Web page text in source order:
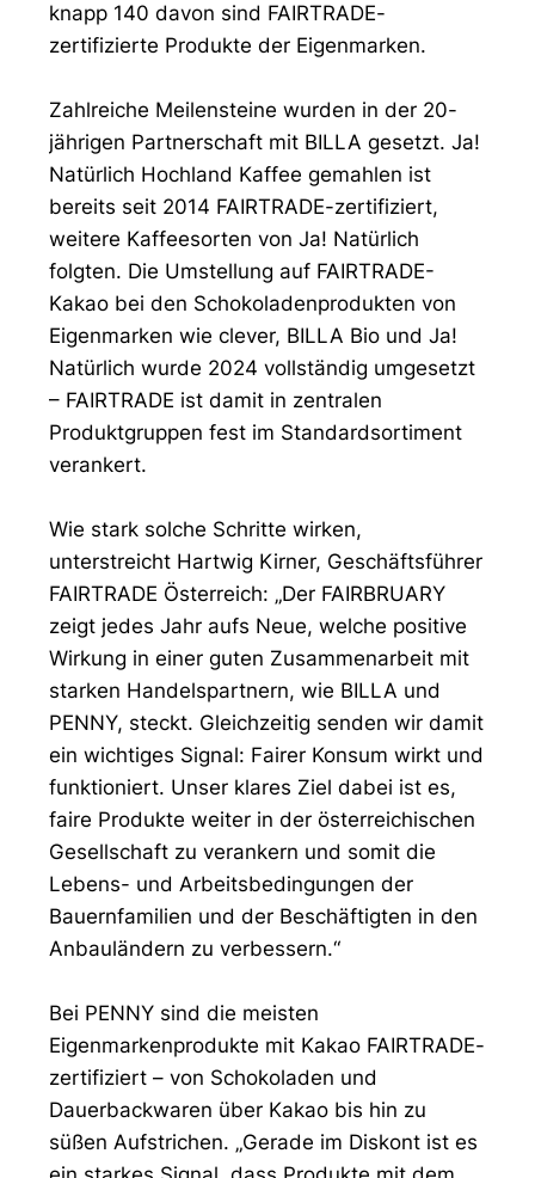
knapp 140 davon sind FAIRTRADE-
zertifizierte Produkte der Eigenmarken.
Zahlreiche Meilensteine wurden in der 20-
jährigen Partnerschaft mit BILLA gesetzt. Ja!
Natürlich Hochland Kaffee gemahlen ist
bereits seit 2014 FAIRTRADE-zertifiziert,
weitere Kaffeesorten von Ja! Natürlich
folgten. Die Umstellung auf FAIRTRADE-
Kakao bei den Schokoladenprodukten von
Eigenmarken wie clever, BILLA Bio und Ja!
Natürlich wurde 2024 vollständig umgesetzt
– FAIRTRADE ist damit in zentralen
Produktgruppen fest im Standardsortiment
verankert.
Wie stark solche Schritte wirken,
unterstreicht Hartwig Kirner, Geschäftsführer
FAIRTRADE Österreich: „Der FAIRBRUARY
zeigt jedes Jahr aufs Neue, welche positive
Wirkung in einer guten Zusammenarbeit mit
starken Handelspartnern, wie BILLA und
PENNY, steckt. Gleichzeitig senden wir damit
ein wichtiges Signal: Fairer Konsum wirkt und
funktioniert. Unser klares Ziel dabei ist es,
faire Produkte weiter in der österreichischen
Gesellschaft zu verankern und somit die
Lebens- und Arbeitsbedingungen der
Bauernfamilien und der Beschäftigten in den
Anbauländern zu verbessern.“
Bei PENNY sind die meisten
Eigenmarkenprodukte mit Kakao FAIRTRADE-
zertifiziert – von Schokoladen und
Dauerbackwaren über Kakao bis hin zu
süßen Aufstrichen. „Gerade im Diskont ist es